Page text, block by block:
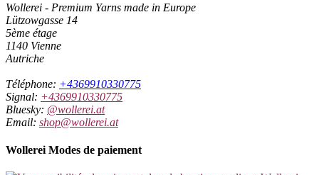
Wollerei - Premium Yarns made in Europe
Lützowgasse 14
5ème étage
1140 Vienne
Autriche
Téléphone: +4369910330775
Signal: +4369910330775
Bluesky: @wollerei.at
Email: shop@wollerei.at
Wollerei Modes de paiement